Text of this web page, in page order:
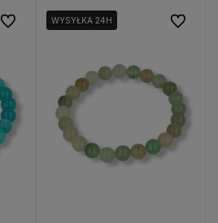
Do ulubionychWYSYŁKA 24H
WYSYŁKA 24H Do